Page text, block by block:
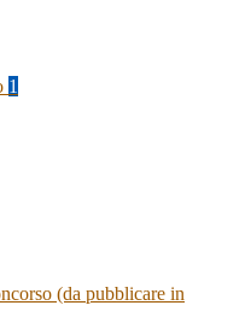
1
(da pubblicare in